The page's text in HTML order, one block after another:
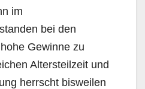
im
bei den
Gewinne zu
Altersteilzeit und
herrscht bisweilen